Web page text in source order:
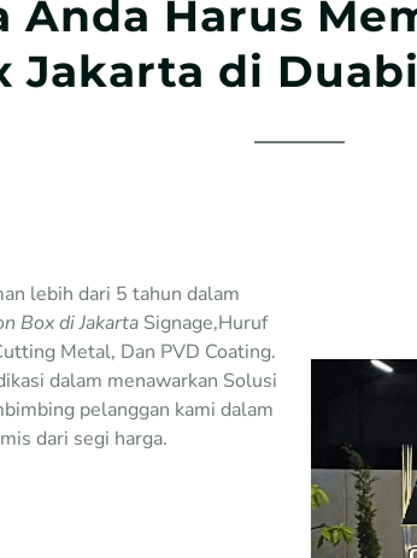
Anda Harus
Jakarta di
lebih dari 5 tahun dalam
Box di JakartaSignage,Huruf
Metal, Dan PVD Coating.
dalam menawarkan Solusi
pelanggan kami dalam
dari segi harga.